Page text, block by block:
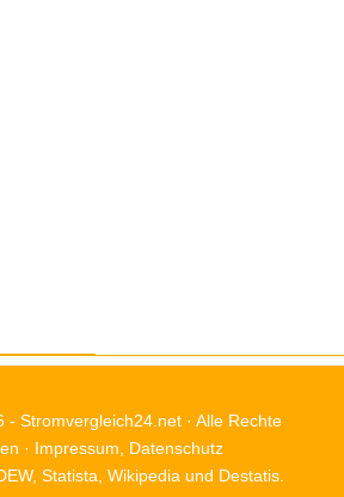
- Stromvergleich24.net· Alle Rechte
· Impressum
Datenschutz
Statista, Wikipedia und Destatis.